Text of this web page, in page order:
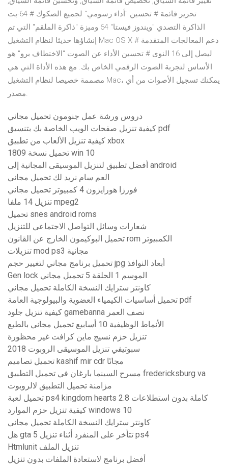
تحرير قائمة # تحسين "أداء رسومي" لجميع الصكوك # 64-بت
الذاكرة التصدي "ويندوز فيستا" 64 وميزة "ذاكرة الملقم" التي تم
إنشاؤها حديثا لنظام التشغيل Mac OS X # دعم المعالجات المتقدمة
ليصل إلى 16 النوى # تحسين الأداء عن الصوت "الاختطاف برو" هو
الأساس لتجربة الصوت الرقمي الخاص بك. مع هذه الأداة التي هي
مصممة خصيصا لنظام التشغيل Mac، يمكنك تسجيل الأصوات من أي
مصدر.
دروس ورشة عمل جنومون تحميل مجاني
كيفية تنزيل صفحات الويب الخاصة بك بتنسيق pdf
كيفية تنزيل الألعاب من تطبيق xbox
تحميل نسخة 1809 win 10
أفضل تطبيق لتنزيل الموسيقى المجانية إلى android
العم سام نريد لك تحميل مجاني
فورزا هورايزون 4 كمبيوتر تحميل مجاني
تنزيل 14 ملفا mpeg2
تحميل snes android roms
شعارات وسائل التواصل الاجتماعي للتنزيل
تحميل البوكيمون الخارج عن القانون rom الكمبيوتر
تنزيلات mod ps3 مجانية
تحميل برنامج مجاني لتغيير حجم jpg أبعاد النوافذ
Gen lock الموسم 1 الحلقة 5 تحميل مجاني
كاونتر سترايك النسخة الكاملة تحميل مجاني
تحميل أساسيات الكيمياء العضوية والبيولوجية العامة pdf
كيفية تنزيل جلود gamebanna نصف العمر
الأنماط الوظيفية 10 أسابيع تحميل مجاني بالطبع
تنزيل حزم نسيج ماين كرافت غير محظورة
سبوتيفي تنزيل الموسيقى الروبوت 2018
تحميل تصاميم kashif mir cdr مجانًا
مسرح السينما بارغان في تحميل التطبيق fredericksburg va
مزامنة تحميل التطبيق لالروبوت
تحميل لعبة ps4 kingdom hearts 2.8 كاملة بدون استطلاعات
كيفية تنزيل حزم الموارد windows 10
كاونتر سترايك النسخة الكاملة تحميل مجاني
هل gta 5 تتأخر على المنفرد أثناء تنزيل ps4
Htmlunit تنزيل الملف
أفضل برنامج لاستعادة الملفات بدون تنزيل